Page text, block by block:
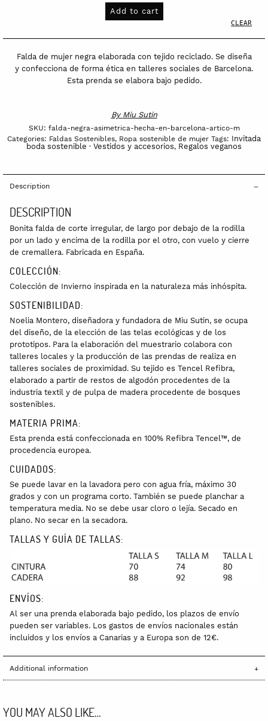
CLEAR
en
Barcelona
Artico
Add to cart
Falda de mujer negra elaborada con tejido reciclado. Se diseña
y confecciona de forma ética en talleres sociales de Barcelona.
Esta prenda se elabora bajo pedido.
By Miu Sutin
SKU: falda-negra-asimetrica-hecha-en-barcelona-artico-m
Categories: Faldas Sostenibles, Ropa sostenible de mujer Tags: Invitada
boda sostenible · Vestidos y accesorios, Regalos veganos
Description
DESCRIPTION
Bonita falda de corte irregular, de largo por debajo de la rodilla
por un lado y encima de la rodilla por el otro, con vuelo y cierre
de cremallera. Fabricada en España.
COLECCIÓN:
Colección de Invierno inspirada en la naturaleza más inhóspita.
SOSTENIBILIDAD:
Noelia Montero, diseñadora y fundadora de Miu Sutin, se ocupa
del diseño, de la elección de las telas ecológicas y de los
prototipos. Para la elaboración del muestrario colabora con
talleres locales y la producción de las prendas de realiza en
talleres sociales de proximidad. Su tejido es Tencel Refibra,
elaborado a partir de restos de algodón procedentes de la
industria textil y de pulpa de madera procedente de bosques
sostenibles.
MATERIA PRIMA:
Esta prenda está confeccionada en 100% Refibra Tencel™, de
procedencia europea.
CUIDADOS:
Se puede lavar en la lavadora pero con agua fría, máximo 30
grados y con un programa corto. También se puede planchar a
temperatura media. No se debe usar cloro o lejía. Secado en
plano. No secar en la secadora.
TALLAS Y GUÍA DE TALLAS:
ENVÍOS:
Al ser una prenda elaborada bajo pedido, los plazos de envío
pueden ser variables. Los gastos de envíos nacionales están
incluidos y los envíos a Canarias y a Europa son de 12€.
Additional information
YOU MAY ALSO LIKE…